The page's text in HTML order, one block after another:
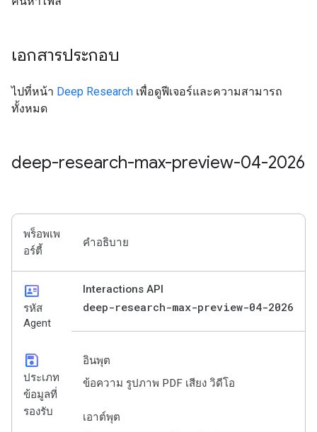
เอกสารประกอบ
ไปที่หน้า Deep Research เพื่อดูฟีเจอร์และความสามารถ
ทั้งหมด
deep-research-max-preview-04-2026
พร็อพเพ
อร์ตี้
คำอธิบาย
id_card
รหัส
Agent
Interactions API
deep-research-max-preview-04-2026
save
ประเภท
ข้อมูลที่
รองรับ
อินพุต
ข้อความ รูปภาพ PDF เสียง วิดีโอ
เอาต์พุต